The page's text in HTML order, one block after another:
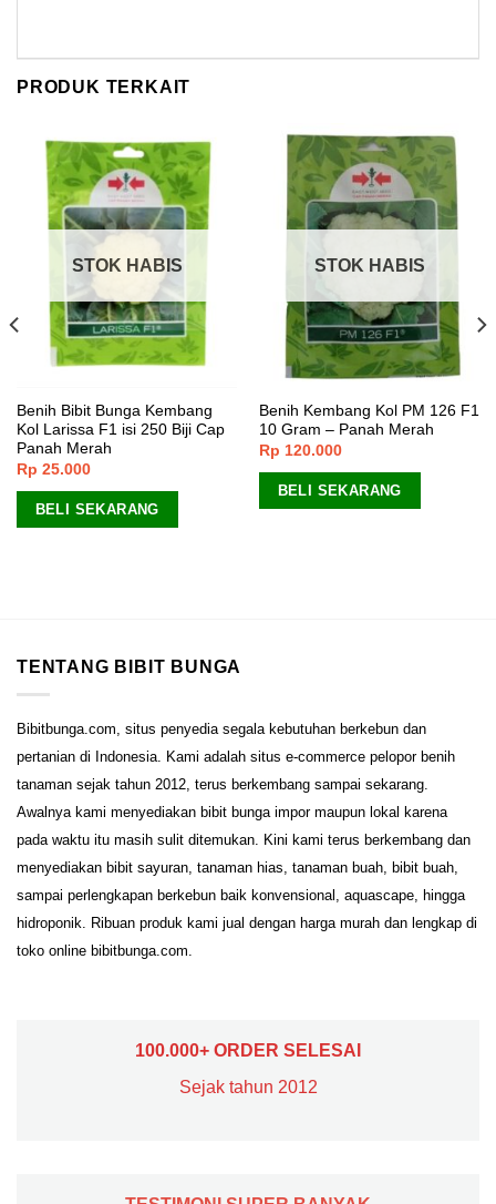
PRODUK TERKAIT
STOK HABIS
Benih Bibit Bunga Kembang
Kol Larissa F1 isi 250 Biji Cap
Panah Merah
Rp 25.000
BELI SEKARANG
STOK HABIS
Benih Kembang Kol PM 126 F1
10 Gram – Panah Merah
Rp 120.000
BELI SEKARANG
TENTANG BIBIT BUNGA
Bibitbunga.com, situs penyedia segala kebutuhan berkebun dan
pertanian di Indonesia. Kami adalah situs e-commerce pelopor benih
tanaman sejak tahun 2012, terus berkembang sampai sekarang.
Awalnya kami menyediakan bibit bunga impor maupun lokal karena
pada waktu itu masih sulit ditemukan. Kini kami terus berkembang dan
menyediakan bibit sayuran, tanaman hias, tanaman buah, bibit buah,
sampai perlengkapan berkebun baik konvensional, aquascape, hingga
hidroponik. Ribuan produk kami jual dengan harga murah dan lengkap di
toko online bibitbunga.com.
100.000+ ORDER SELESAI
Sejak tahun 2012